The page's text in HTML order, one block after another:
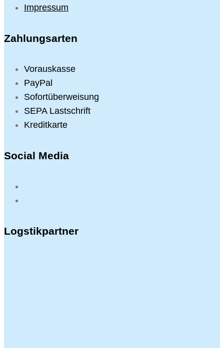
Impressum
Zahlungsarten
Vorauskasse
PayPal
Sofortüberweisung
SEPA Lastschrift
Kreditkarte
Social Media
Logstikpartner